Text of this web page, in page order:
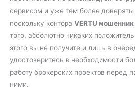
сервисом и уже тем более доверять
поскольку контора VERTU мошенник
того, абсолютно никаких
этого вы не получите и лишь в
удостоверитесь в необходимости
работу брокерских проектов перед
ними.